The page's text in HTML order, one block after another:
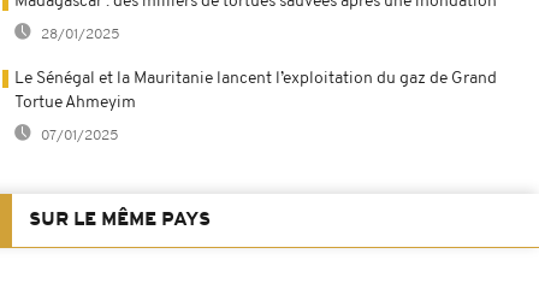
28/01/2025
Le Sénégal et la Mauritanie lancent l’exploitation du gaz de Grand
Tortue Ahmeyim
07/01/2025
SUR LE MÊME PAYS